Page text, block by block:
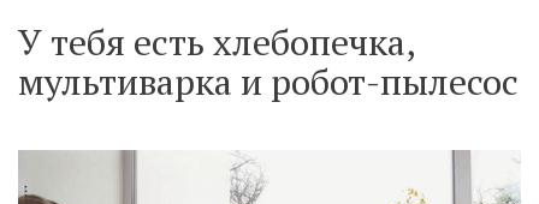
У тебя есть хлебопечка,
мультиварка и робот-пылесос